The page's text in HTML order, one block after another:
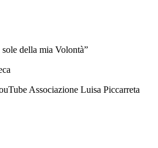
della mia Volontà”
Associazione Luisa Piccarreta